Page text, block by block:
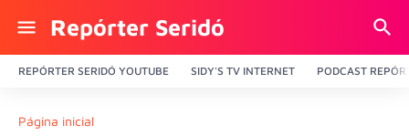
Repórter Seridó
REPÓRTER SERIDÓ YOUTUBE SIDY'S TV INTERNET PODCAST
Página inicial